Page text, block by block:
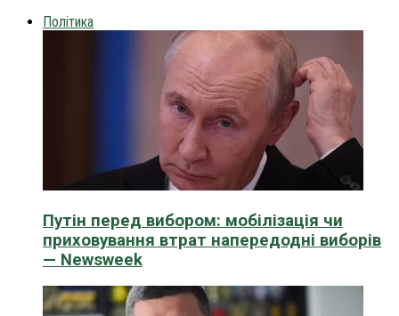
Політика
Путін перед вибором: мобілізація чи
приховування втрат напередодні виборів
— Newsweek